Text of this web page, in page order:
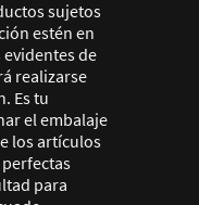
sujetos
estén en
de
realizarse
Es tu
el embalaje
los artículos
para